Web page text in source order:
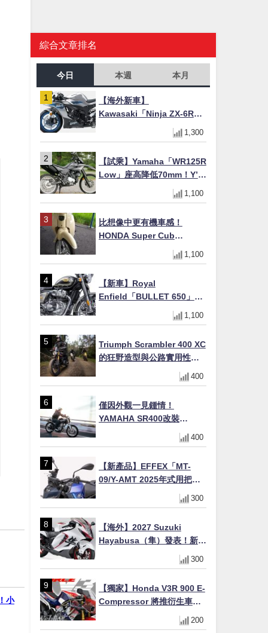
小
綜合文章排名
今日 本週 本月
【海外新車】
Kawasaki「Ninja ZX-6R」
2027年式北美發表！636cc
四缸×銀河銀/暮光藍新色
美元起
1,300
【試乘】Yamaha「WR125R
Low」座高降低70mm！Y’s
Gear低座高座墊×低座高連桿
×腳踏著地感大幅改善，越野
1,100
比想像中更有機車感！
HONDA Super Cub
110【Webike愛車精選】
1,100
【新車】Royal
Enfield「BULLET 650」8
月27日日本發售（98萬日圓
～）！648cc空冷並列雙缸×
色
1,100
Triumph Scrambler 400 XC
的狂野造型與公路實用性的
400
僅因外觀一見鍾情！
YAMAHA SR400改裝
Tracker風格｜ 女車主的機車
人生蛻變記
400
【新產品】EFFEX「MT-
09/Y-AMT 2025年式用把手
Easy Fit Bar Plus」！高
7mm後移16mm直上×三色×
300
【海外】2027 Suzuki
Hayabusa（隼）發表！新增
Special Edition 特仕版，全
新珍珠白塗裝與專屬配備登
300
【獨家】Honda V3R 900 E-
Compressor 將推衍生車
系？自然進氣 V3 同步測試
中，CG 預想曝光！
200